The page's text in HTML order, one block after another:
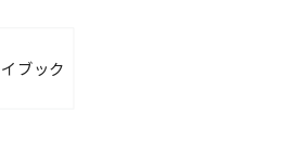
ブック